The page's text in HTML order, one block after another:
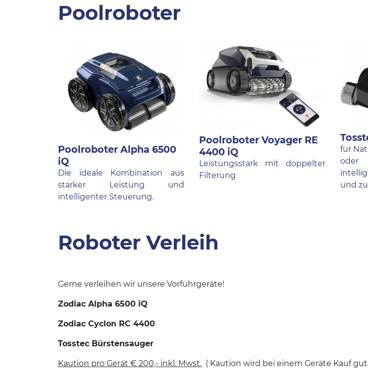
Poolroboter
Poolroboter Alpha 6500
iQ
Die ideale Kombination aus
starker Leistung und
intelligenter Steuerung.
Poolroboter Voyager RE
4400 iQ
Leistungsstark mit doppelter
Filterung
für
oder
und
Roboter Verleih
Gerne verleihen wir unsere Vorführgeräte!
Zodiac Alpha 6500 iQ
Zodiac Cyclon RC 4400
Tosstec Bürstensauger
Kaution pro Gerät € 200,- inkl. Mwst. ( Kaution wird bei einem Geräte Kauf